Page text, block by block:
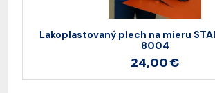
Lakoplastovaný plech na mieru
8004
24,00 €